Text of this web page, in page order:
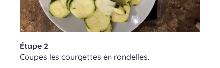
Étape 2
Coupes les courgettes en rondelles.